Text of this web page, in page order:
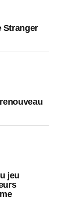
Stranger
jeu